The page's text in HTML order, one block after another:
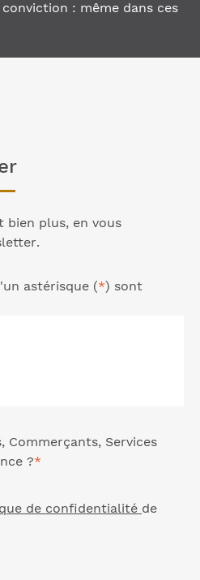
: même dans ces
bien plus, en vous
.
astérisque (*) sont
Commerçants, Services
?*
de confidentialité de